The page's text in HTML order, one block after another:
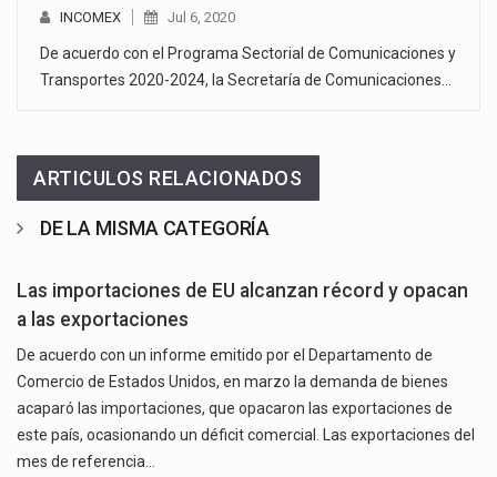
INCOMEX Jul 6, 2020
De acuerdo con el Programa Sectorial de Comunicaciones y
Transportes 2020-2024, la Secretaría de Comunicaciones…
ARTICULOS RELACIONADOS
DE LA MISMA CATEGORÍA
Las importaciones de EU alcanzan récord y opacan
a las exportaciones
De acuerdo con un informe emitido por el Departamento de
Comercio de Estados Unidos, en marzo la demanda de bienes
acaparó las importaciones, que opacaron las exportaciones de
este país, ocasionando un déficit comercial. Las exportaciones del
mes de referencia…